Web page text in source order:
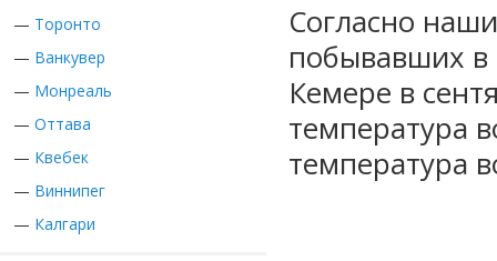
— Торонто
— Ванкувер
— Монреаль
— Оттава
— Квебек
— Виннипег
— Калгари
Согласно
побывавших в
Кемере в
температура
температура